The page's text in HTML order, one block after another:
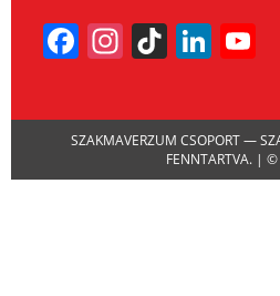
Facebook
Instagram
TikTok
SZAKMAVERZUM CSOPORT —
FENNTARTVA. |